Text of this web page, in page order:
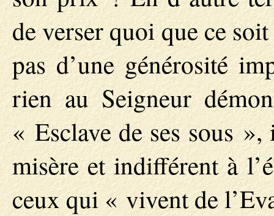
de verser quoi que ce
pas d’une générosité
rien au Seigneur
« Esclave de ses sous
misère et indifférent à
ceux qui « vivent de